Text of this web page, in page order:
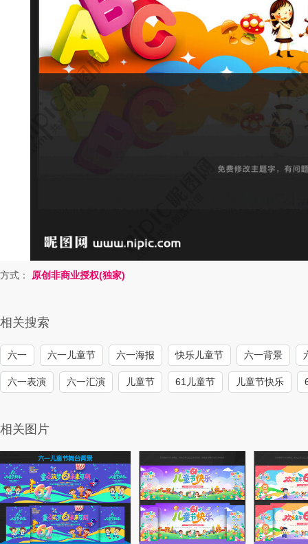
方式： 原创非商业授权(独家)
相关搜索
六一 六一儿童节 六一海报 快乐儿童节 六一背景
六一表演 六一汇演 儿童节 61儿童节 儿童节快乐
相关图片